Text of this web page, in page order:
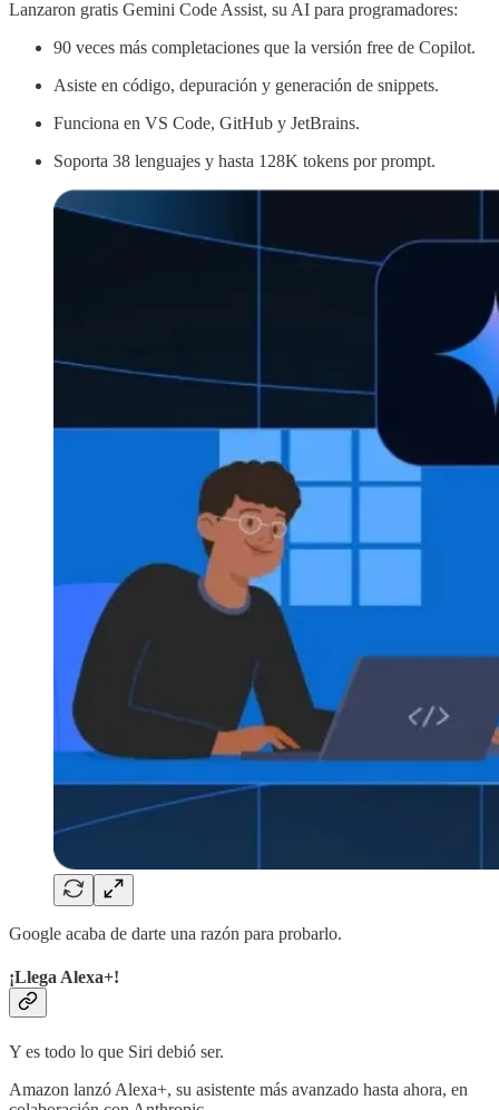
Lanzaron gratis Gemini Code Assist, su AI para programadores:
90 veces más completaciones que la versión free de Copilot.
Asiste en código, depuración y generación de snippets.
Funciona en VS Code, GitHub y JetBrains.
Soporta 38 lenguajes y hasta 128K tokens por prompt.
Google acaba de darte una razón para probarlo.
¡Llega Alexa+!
Y es todo lo que Siri debió ser.
Amazon lanzó Alexa+, su asistente más avanzado hasta ahora, en